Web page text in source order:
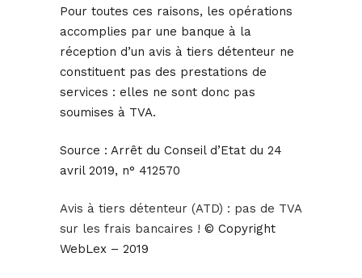
Pour toutes ces raisons, les opérations
accomplies par une banque à la
réception d’un avis à tiers détenteur ne
constituent pas des prestations de
services : elles ne sont donc pas
soumises à TVA.
Source : Arrêt du Conseil d’Etat du 24
avril 2019, n° 412570
Avis à tiers détenteur (ATD) : pas de TVA
sur les frais bancaires ! © Copyright
WebLex – 2019